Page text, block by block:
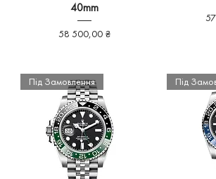
40mm
Ціна
58 500,00 ₴
Під Замовлення Під